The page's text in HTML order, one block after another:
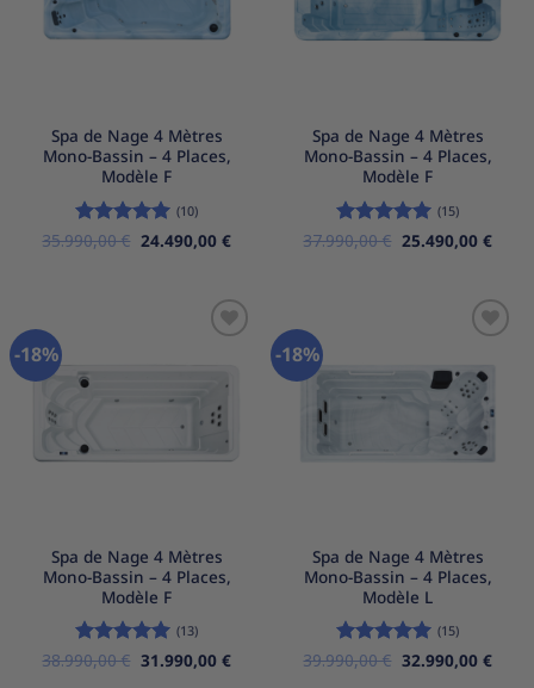
Spa de Nage 4 Mètres
Mono-Bassin – 4 Places,
Modèle F
Note5 sur
(10)
35.990,00€ Le
prix
35.990,00 €.
24.490,00 €Le
prix
24.490,00 €.
Spa de Nage 4 Mètres
Mono-Bassin – 4 Places,
Modèle F
Note5 sur
(15)
37.990,00€ Le
prix
37.990,00 €.
25.490,00 €Le
prix
-18%
liste
d’envies
Spa de Nage 4 Mètres
Mono-Bassin – 4 Places,
Modèle F
Note5 sur
(13)
38.990,00€ Le
prix
31.990,00 €Le
prix
-18%
à la
liste
d’envies
Spa de Nage 4 Mètres
Mono-Bassin – 4 Places,
Modèle L
Note5 sur
(15)
39.990,00€ Le
prix
32.990,00 €Le
prix